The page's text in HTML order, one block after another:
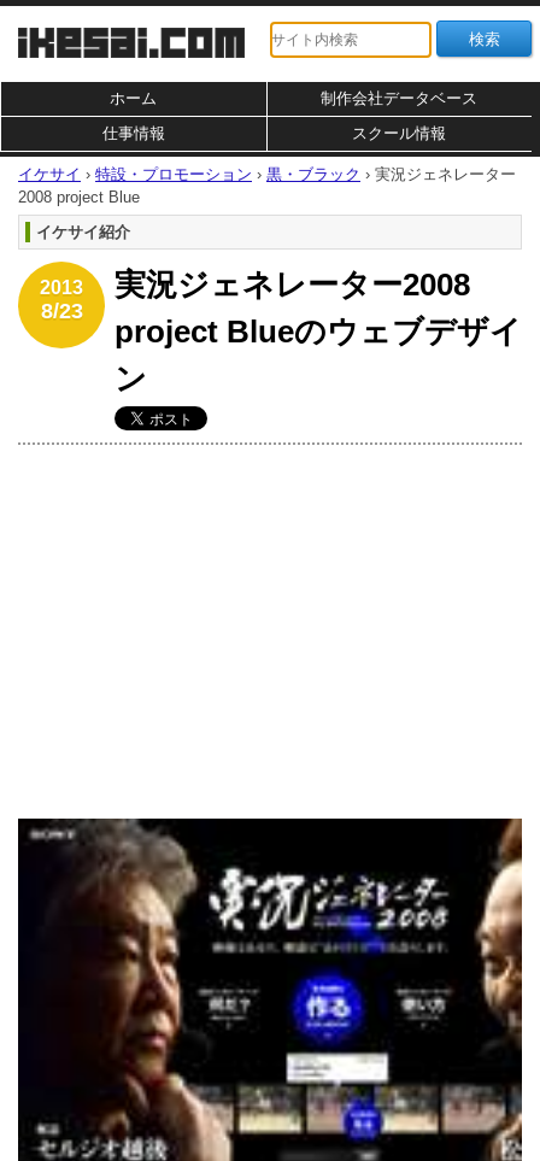
ホーム
制作会社データベース
仕事情報
スクール情報
イケサイ › 特設・プロモーション › 黒・ブラック › 実況ジェネレーター
2008 project Blue
イケサイ紹介
2013
8/23
実況ジェネレーター2008
project Blueのウェブデザイ
ン